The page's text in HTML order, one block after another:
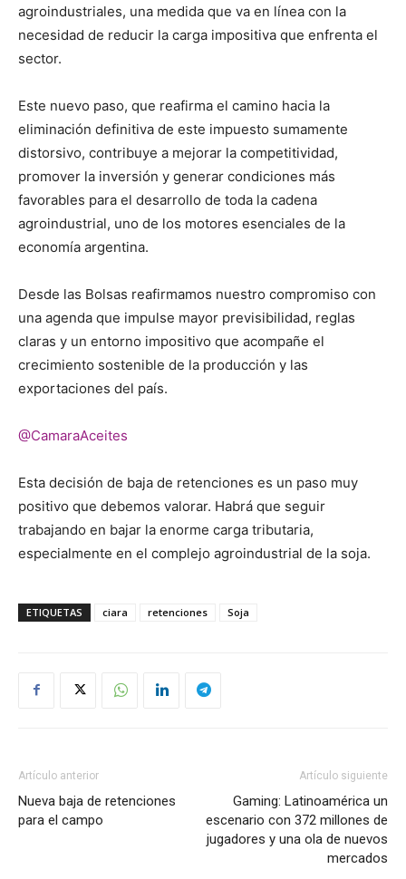
agroindustriales, una medida que va en línea con la
necesidad de reducir la carga impositiva que enfrenta el
sector.
Este nuevo paso, que reafirma el camino hacia la
eliminación definitiva de este impuesto sumamente
distorsivo, contribuye a mejorar la competitividad,
promover la inversión y generar condiciones más
favorables para el desarrollo de toda la cadena
agroindustrial, uno de los motores esenciales de la
economía argentina.
Desde las Bolsas reafirmamos nuestro compromiso con
una agenda que impulse mayor previsibilidad, reglas
claras y un entorno impositivo que acompañe el
crecimiento sostenible de la producción y las
exportaciones del país.
@CamaraAceites
Esta decisión de baja de retenciones es un paso muy
positivo que debemos valorar. Habrá que seguir
trabajando en bajar la enorme carga tributaria,
especialmente en el complejo agroindustrial de la soja.
ETIQUETAS ciara retenciones Soja
Artículo anterior
Nueva baja de retenciones
para el campo
Artículo siguiente
Gaming: Latinoamérica un
escenario con 372 millones de
jugadores y una ola de nuevos
mercados